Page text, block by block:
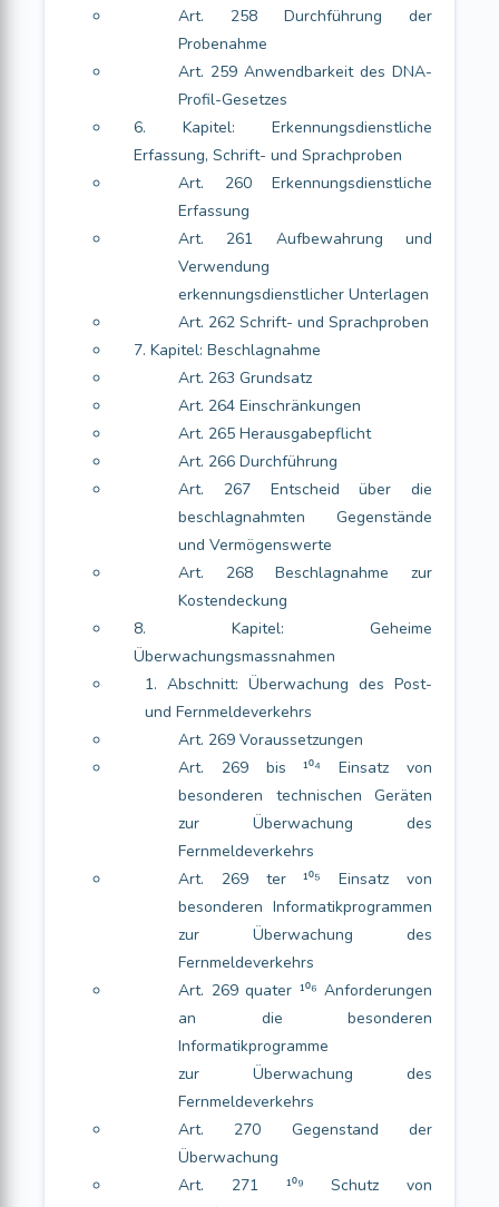
Art. 258 Durchführung der
Probenahme
Art. 259 Anwendbarkeit des DNA-
Profil-Gesetzes
6. Kapitel: Erkennungsdienstliche
Erfassung, Schrift- und Sprachproben
Art. 260 Erkennungsdienstliche
Erfassung
Art. 261 Aufbewahrung und
Verwendung
erkennungsdienstlicher Unterlagen
Art. 262 Schrift- und Sprachproben
7. Kapitel: Beschlagnahme
Art. 263 Grundsatz
Art. 264 Einschränkungen
Art. 265 Herausgabepflicht
Art. 266 Durchführung
Art. 267 Entscheid über die
beschlagnahmten Gegenstände
und Vermögenswerte
Art. 268 Beschlagnahme zur
Kostendeckung
8. Kapitel: Geheime
Überwachungsmassnahmen
1. Abschnitt: Überwachung des Post-
und Fernmeldeverkehrs
Art. 269 Voraussetzungen
Art. 269 bis ¹⁰⁴ Einsatz von
besonderen technischen Geräten
zur Überwachung des
Fernmeldeverkehrs
Art. 269 ter ¹⁰⁵ Einsatz von
besonderen Informatikprogrammen
zur Überwachung des
Fernmeldeverkehrs
Art. 269 quater ¹⁰⁶ Anforderungen
an die besonderen
Informatikprogramme
zur Überwachung des
Fernmeldeverkehrs
Art. 270 Gegenstand der
Überwachung
Art. 271 ¹⁰⁹ Schutz von